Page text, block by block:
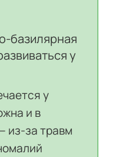
у
у
и в
из‑за травм